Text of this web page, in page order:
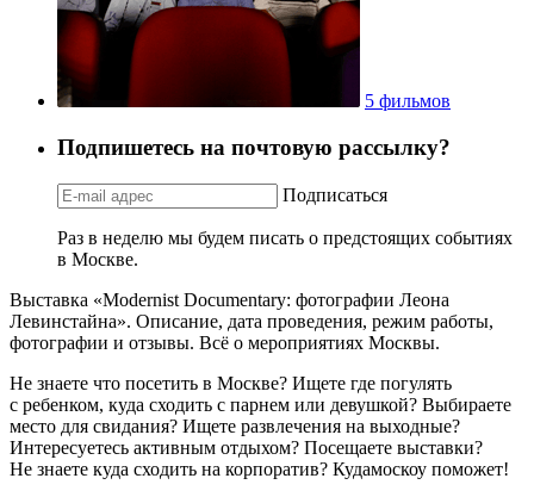
5 фильмов
Подпишетесь на почтовую рассылку?
Подписаться
Раз в неделю мы будем писать о предстоящих событиях
в Москве.
Выставка «Modernist Documentary: фотографии Леона
Левинстайна». Описание, дата проведения, режим работы,
фотографии и отзывы. Всё о мероприятиях Москвы.
Не знаете что посетить в Москве? Ищете где погулять
с ребенком, куда сходить с парнем или девушкой? Выбираете
место для свидания? Ищете развлечения на выходные?
Интересуетесь активным отдыхом? Посещаете выставки?
Не знаете куда сходить на корпоратив? Кудамоскоу поможет!